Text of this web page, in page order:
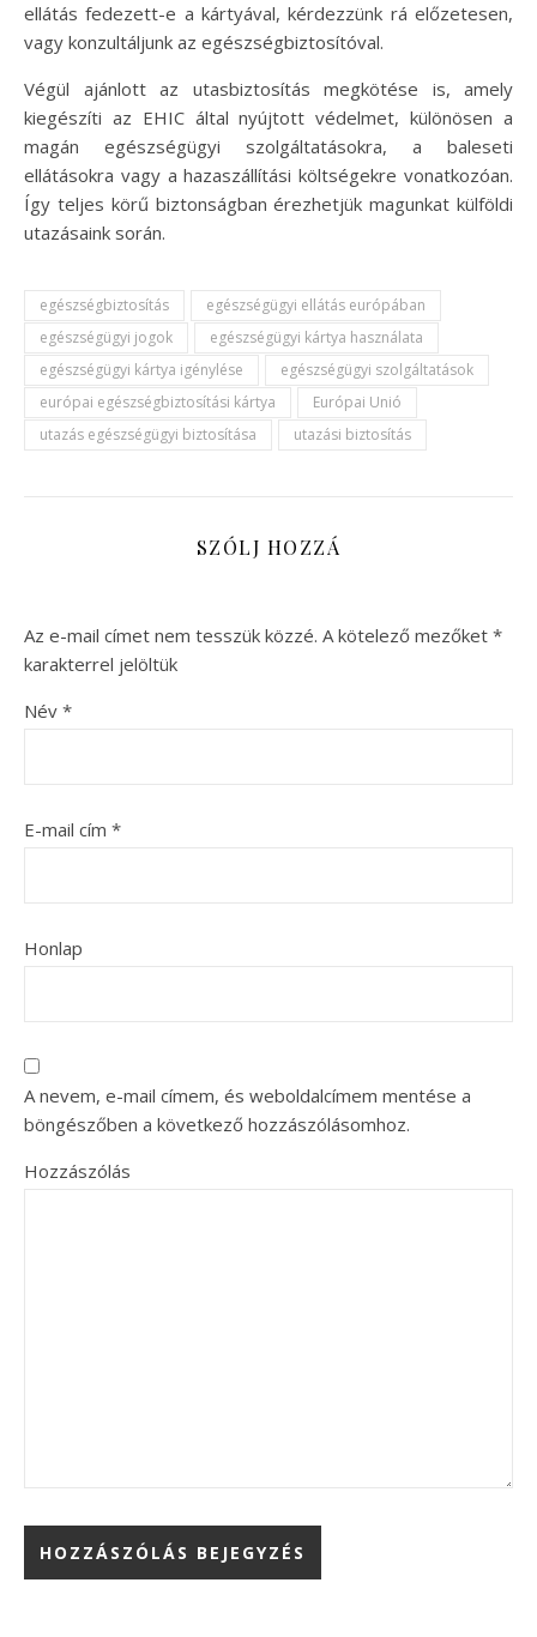
ellátás fedezett-e a kártyával, kérdezzünk rá előzetesen,
vagy konzultáljunk az egészségbiztosítóval.
Végül ajánlott az utasbiztosítás megkötése is, amely
kiegészíti az EHIC által nyújtott védelmet, különösen a
magán egészségügyi szolgáltatásokra, a baleseti
ellátásokra vagy a hazaszállítási költségekre vonatkozóan.
Így teljes körű biztonságban érezhetjük magunkat külföldi
utazásaink során.
egészségbiztosítás
egészségügyi ellátás európában
egészségügyi jogok
egészségügyi kártya használata
egészségügyi kártya igénylése
egészségügyi szolgáltatások
európai egészségbiztosítási kártya
Európai Unió
utazás egészségügyi biztosítása
utazási biztosítás
SZÓLJ HOZZÁ
Az e-mail címet nem tesszük közzé. A kötelező mezőket *
karakterrel jelöltük
Név *
E-mail cím *
Honlap
A nevem, e-mail címem, és weboldalcímem mentése a
böngészőben a következő hozzászólásomhoz.
Hozzászólás